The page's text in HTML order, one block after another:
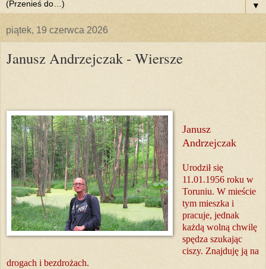
▼
piątek, 19 czerwca 2026
Janusz Andrzejczak - Wiersze
Janusz
Andrzejczak
Urodził się
11.01.1956 roku w
Toruniu. W mieście
tym mieszka i
pracuje, jednak
każdą wolną chwilę
spędza szukając
ciszy. Znajduję ją na
drogach i bezdrożach.